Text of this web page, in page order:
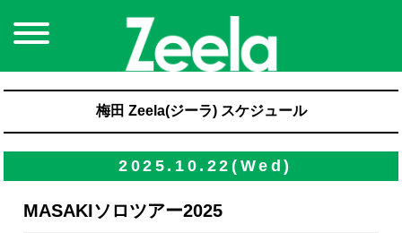
梅田 Zeela(ジーラ) スケジュール
2025.10.22(Wed)
MASAKIソロツアー2025